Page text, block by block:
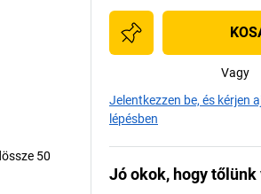
50
Vagy
Jelentkezzen be, és kérjen
lépésben
Jó okok, hogy